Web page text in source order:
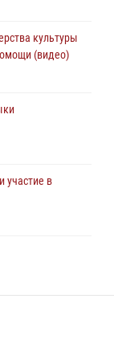
центр
культуры
(видео)
участие в
день на